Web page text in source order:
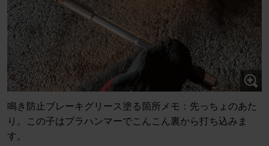
鳴き防止ブレーキグリース塗る箇所メモ：先っちょのあた
り。この子はプラハンマーでこんこん裏から打ち込みま
す。